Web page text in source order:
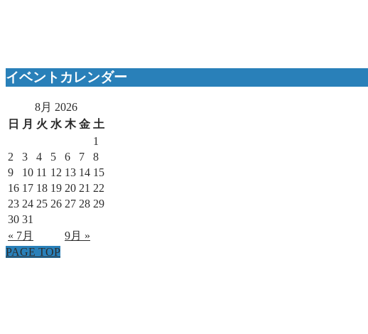
イベントカレンダー
8月 2026
日
月 火 水 木 金 土
1
2
3 4 5 6 7
8
9
10 11 12 13 14 15
16 17 18 19 20 21 22
23 24 25 26 27 28 29
30 31
« 7月
9月 »
PAGE TOP